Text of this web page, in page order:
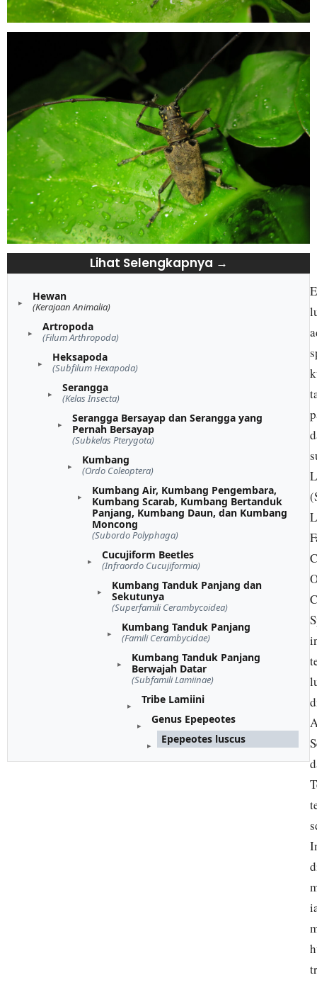
Lihat Selengkapnya →
Hewan
(Kerajaan Animalia)
Artropoda
(Filum Arthropoda)
Heksapoda
(Subfilum Hexapoda)
Serangga
(Kelas Insecta)
Serangga Bersayap dan Serangga yang
Pernah Bersayap
(Subkelas Pterygota)
Kumbang
(Ordo Coleoptera)
Kumbang Air, Kumbang Pengembara,
Kumbang Scarab, Kumbang Bertanduk
Panjang, Kumbang Daun, dan Kumbang
Moncong
(Subordo Polyphaga)
Cucujiform Beetles
(Infraordo Cucujiformia)
Kumbang Tanduk Panjang dan
Sekutunya
(Superfamili Cerambycoidea)
Kumbang Tanduk Panjang
(Famili Cerambycidae)
Kumbang Tanduk Panjang
Berwajah Datar
(Subfamili Lamiinae)
Tribe Lamiini
Genus Epepeotes
Epepeotes luscus